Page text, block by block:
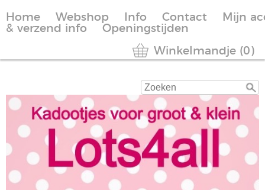
Home Webshop Info Contact
Mijn
& verzend info
Openingstijden
Winkelmandje (0)